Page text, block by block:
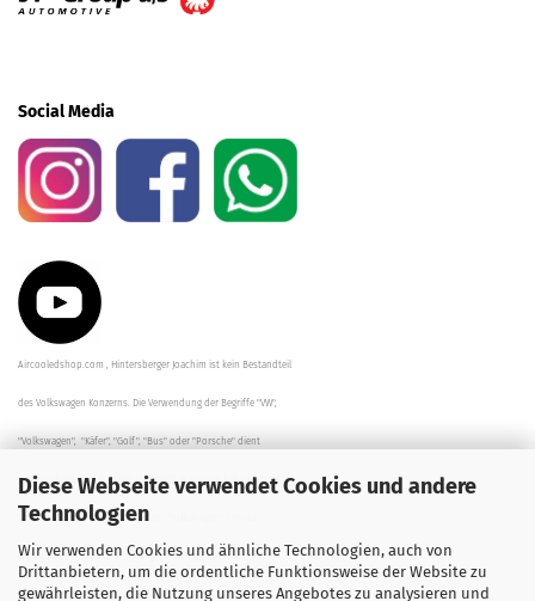
Diese Webseite verwendet Cookies und andere
Technologien
Wir verwenden Cookies und ähnliche Technologien, auch von
Drittanbietern, um die ordentliche Funktionsweise der Website zu
gewährleisten, die Nutzung unseres Angebotes zu analysieren und
Social Media
Aircooledshop.com , Hintersberger Joachim ist kein Bestandteil
des Volkswagen Konzerns. Die Verwendung der Begriffe "VW",
"Volkswagen", "Käfer", "Golf", "Bus" oder "Porsche" dient
der Beschreibung der Teile und stellt in keinem Fall eine direkte
Verbindung zu dem Unternehmen "Volkswagen" her/da.
Die Beschreibungen, Zeichnungen und Angaben zur
Verwendung sind sorgfältig überprüft worden.